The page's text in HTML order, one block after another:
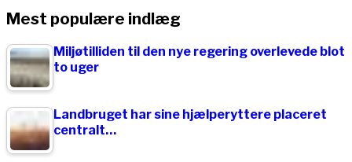
Mest populære indlæg
Miljøtilliden til den nye regering overlevede blot
to uger
Landbruget har sine hjælperyttere placeret
centralt…